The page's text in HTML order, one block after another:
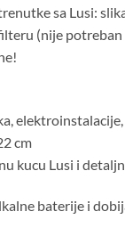
sa Lusi:
(nije
cm
kucu Lusi i
baterije i